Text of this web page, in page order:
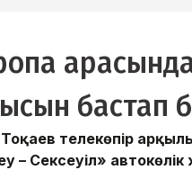
бастап
телекөпір арқылы
– Сексеуіл»